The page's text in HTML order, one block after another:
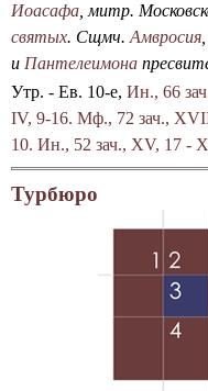
Иоасафа , митр.
святых. Сщмч. Амвросия
и Пантелеимона
Утр. - Ев. 10-е, Ин., 66
IV, 9-16. Мф., 72 зач.,
10. Ин., 52 зач., XV, 17 -
Турбюро